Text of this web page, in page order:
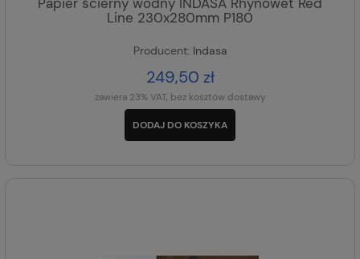
Line 230x280mm P180
Producent: Indasa
249,50 zł
zawiera 23% VAT, bez kosztów dostawy
DODAJ DO KOSZYKA